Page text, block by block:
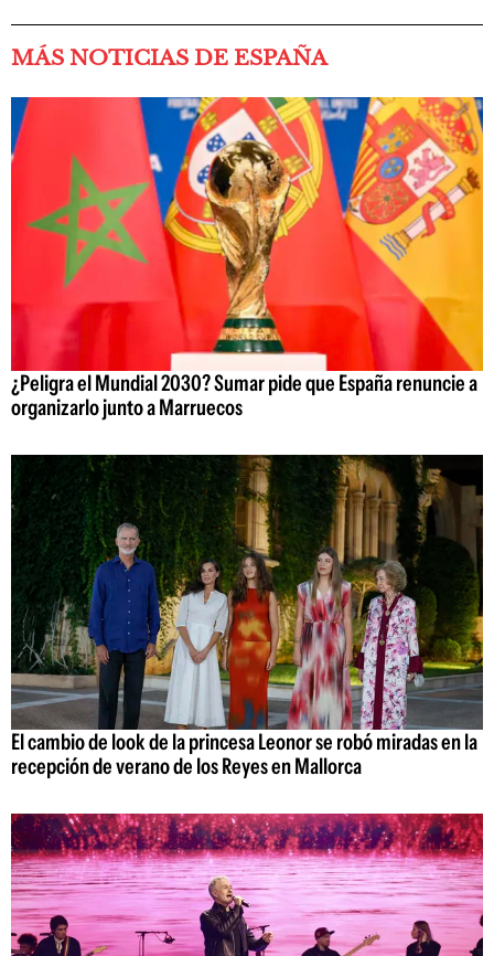
MÁS NOTICIAS DE ESPAÑA
¿Peligra el Mundial 2030? Sumar pide que España renuncie a
organizarlo junto a Marruecos
El cambio de look de la princesa Leonor se robó miradas en la
recepción de verano de los Reyes en Mallorca